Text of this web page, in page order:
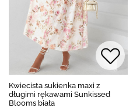
Kwiecista sukienka maxi z
długimi rękawami Sunkissed
Blooms biała